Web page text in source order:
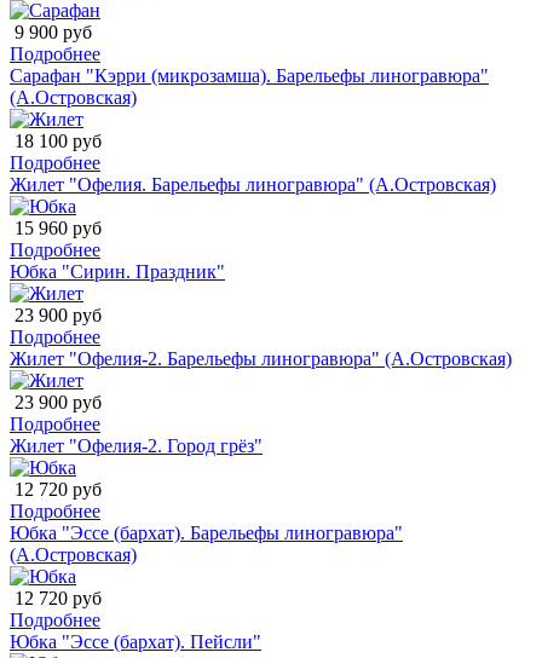
9 900 руб
Подробнее
Сарафан "Кэрри (микрозамша). Барельефы линогравюра"
(А.Островская)
18 100 руб
Подробнее
Жилет "Офелия. Барельефы линогравюра" (А.Островская)
15 960 руб
Подробнее
Юбка "Сирин. Праздник"
23 900 руб
Подробнее
Жилет "Офелия-2. Барельефы линогравюра" (А.Островская)
23 900 руб
Подробнее
Жилет "Офелия-2. Город грёз"
12 720 руб
Подробнее
Юбка "Эссе (бархат). Барельефы линогравюра"
(А.Островская)
12 720 руб
Подробнее
Юбка "Эссе (бархат). Пейсли"